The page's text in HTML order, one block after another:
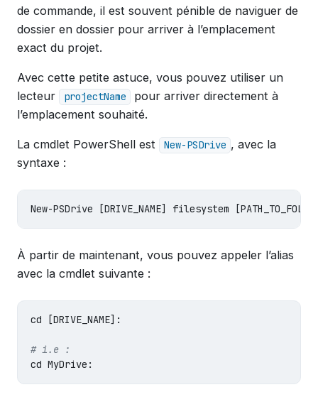
de commande, il est souvent pénible de naviguer de
dossier en dossier pour arriver à l’emplacement
exact du projet.
Avec cette petite astuce, vous pouvez utiliser un
lecteur
projectName
pour arriver directement à
l’emplacement souhaité.
La cmdlet PowerShell est New-PSDrive , avec la
syntaxe :
New-PSDrive [DRIVE_NAME] filesystem [
À partir de maintenant, vous pouvez appeler l’alias
avec la cmdlet suivante :
cd [DRIVE_NAME]:
# i.e :
cd